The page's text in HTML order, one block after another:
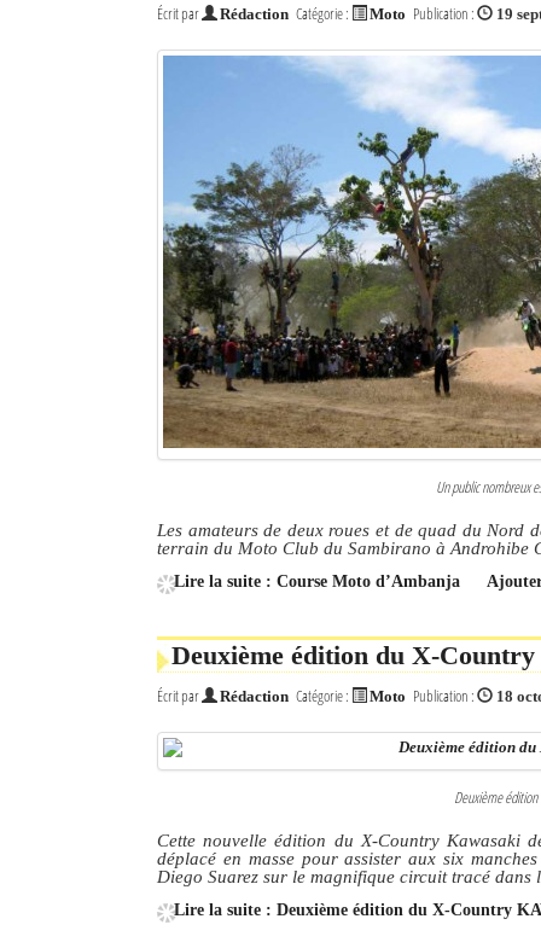
Écrit par Rédaction Catégorie : Moto Publication : 19
Un public nombreux
Les amateurs de deux roues et de quad du Nord
terrain du Moto Club du Sambirano à Androhibe
Lire la suite : Course Moto d’Ambanja
Deuxième édition du X-
Écrit par Rédaction Catégorie : Moto Publication : 18
Deuxième édition
Cette nouvelle édition du X-Country Kawasaki
déplacé en masse pour assister aux six
Diego Suarez sur le magnifique circuit tracé
Lire la suite : Deuxième édition du X-Country